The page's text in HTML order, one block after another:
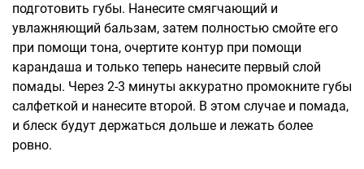
подготовить губы. Нанесите смягчающий и
увлажняющий бальзам, затем полностью смойте его
при помощи тона, очертите контур при помощи
карандаша и только теперь нанесите первый слой
помады. Через 2-3 минуты аккуратно промокните губы
салфеткой и нанесите второй. В этом случае и помада,
и блеск будут держаться дольше и лежать более
ровно.